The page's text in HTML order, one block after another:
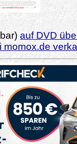
auf DVD
momox.de